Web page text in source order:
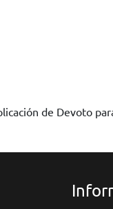
de Devoto